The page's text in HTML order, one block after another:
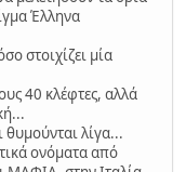
Έλληνα
στοιχίζει μία
40 κλέφτες, αλλά
λίγα...
ονόματα από